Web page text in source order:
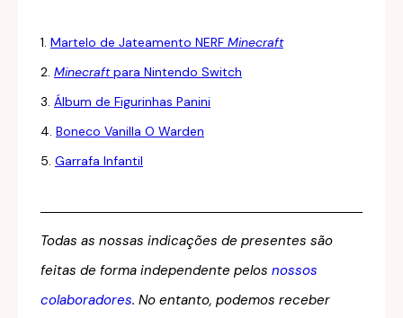
1. Martelo de Jateamento NERF Minecraft
2. Minecraftpara Nintendo Switch
3. Álbum de Figurinhas Panini
4. Boneco Vanilla O Warden
5. Garrafa Infantil
Todas as nossas indicações de presentes são
feitas de forma independente pelos nossos
colaboradores. No entanto, podemos receber